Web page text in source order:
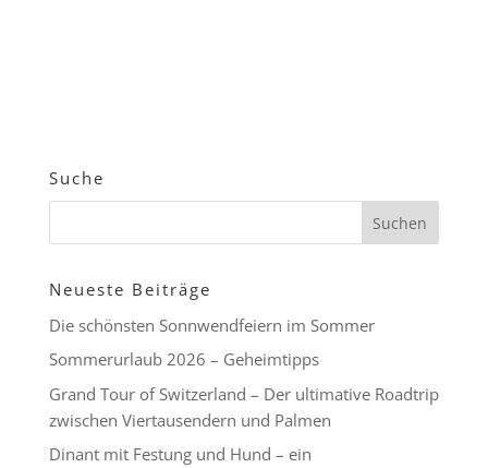
Suche
Neueste Beiträge
Die schönsten Sonnwendfeiern im Sommer
Sommerurlaub 2026 – Geheimtipps
Grand Tour of Switzerland – Der ultimative Roadtrip
zwischen Viertausendern und Palmen
Dinant mit Festung und Hund – ein